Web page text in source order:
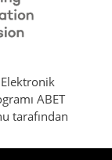
ABET
tarafından